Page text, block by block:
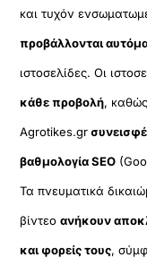
και τυχόν
προβάλλονται
ιστοσελίδες. Οι
κάθε προβολή,
Agrotikes.gr
βαθμολογία SEO
Τα πνευματικά
βίντεοανήκουν
και φορείς τους,